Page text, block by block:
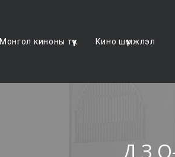
Монгол киноны түүх Кино шүүмжлэл
Д З